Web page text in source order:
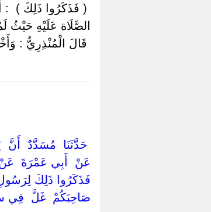
‏( فَذَكَرُوا ذَلِكَ ) ‏ ‏:
الصَّلَاة عَلَيْهِ حَيْثُ
‏قَالَ الْمُنْذِرِيُّ :
‏حَدَّثَنَا ‏ ‏مُسَدَّدٌ
‏عَنْ ‏ ‏أَبِي عَمْرَةَ ‏ ‏عَنْ
‏فَذَكَرُوا ذَلِكَ
صَاحِبَكُمْ ‏ ‏غَلَّ ‏ ‏فِي